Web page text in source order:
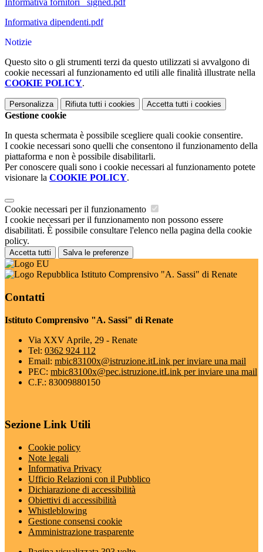
Informativa fornitori _signed.pdf
Informativa dipendenti.pdf
Notizie
Questo sito o gli strumenti terzi da questo utilizzati si avvalgono di
cookie necessari al funzionamento ed utili alle finalità illustrate nella
COOKIE POLICY.
Personalizza Rifiuta tutti i cookies Accetta tutti i cookies
Gestione cookie
In questa schermata è possibile scegliere quali cookie consentire.
I cookie necessari sono quelli che consentono il funzionamento della
piattaforma e non è possibile disabilitarli.
Per conoscere quali sono i cookie necessari al funzionamento potete
visionare la COOKIE POLICY.
Cookie necessari per il funzionamento
I cookie necessari per il funzionamento non possono essere
disabilitati. È possibile consultare l'elenco nella pagina della cookie
policy.
Accetta tutti Salva le preferenze
Istituto Comprensivo "A. Sassi" di Renate
Contatti
Istituto Comprensivo "A. Sassi" di Renate
Via XXV Aprile, 29 - Renate
Tel: 0362 924 112
Email: mbic83100x@istruzione.itLink per inviare una mail
PEC: mbic83100x@pec.istruzione.itLink per inviare una mail
C.F.: 83009880150
Sezione Link Utili
Cookie policy
Note legali
Informativa Privacy
Ufficio Relazioni con il Pubblico
Dichiarazione di accessibilità
Obiettivi di accessibilità
Whistleblowing
Gestione consensi cookie
Amministrazione trasparente